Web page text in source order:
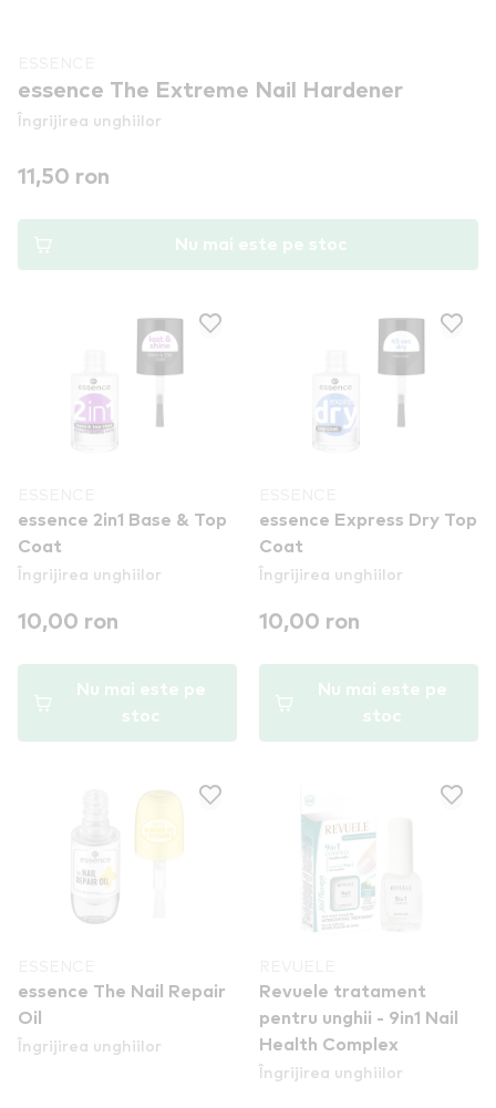
essence The Extreme Nail Hardener
Îngrijirea unghiilor
11,50 ron
Nu mai este pe stoc
essence 2in1 Base & Top
Coat
Îngrijirea unghiilor
10,00 ron
Nu mai este pe
stoc
essence Express Dry Top
Coat
Îngrijirea unghiilor
10,00 ron
Nu mai este pe
stoc
essence The Nail Repair
Oil
Îngrijirea unghiilor
Revuele tratament
pentru unghii - 9in1 Nail
Health Complex
Îngrijirea unghiilor